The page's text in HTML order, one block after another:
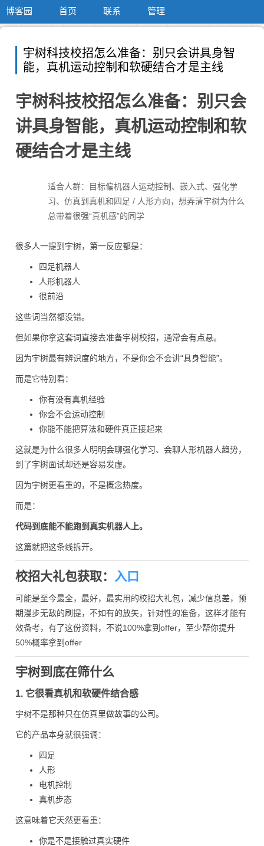
博客园 首页 联系 管理
宇树科技校招怎么准备：别只会讲具身智
能，真机运动控制和软硬结合才是主线
宇树科技校招怎么准备：别只会
讲具身智能，真机运动控制和软
硬结合才是主线
适合人群：目标偏机器人运动控制、嵌入式、强化学
习、仿真到真机和四足 / 人形方向，想弄清宇树为什么
总带着很强“真机感”的同学
很多人一提到宇树，第一反应都是：
四足机器人
人形机器人
很前沿
这些词当然都没错。
但如果你拿这套词直接去准备宇树校招，通常会有点悬。
因为宇树最有辨识度的地方，不是你会不会讲“具身智能”。
而是它特别看：
你有没有真机经验
你会不会运动控制
你能不能把算法和硬件真正接起来
这就是为什么很多人明明会聊强化学习、会聊人形机器人趋势，
到了宇树面试却还是容易发虚。
因为宇树更看重的，不是概念热度。
而是：
代码到底能不能跑到真实机器人上。
这篇就把这条线拆开。
校招大礼包获取： 入口
可能是至今最全，最好，最实用的校招大礼包，减少信息差，预
期漫步无敌的刷提，不如有的放矢，针对性的准备，这样才能有
效备考，有了这份资料，不说100%拿到offer，至少帮你提升
50%概率拿到offer
宇树到底在筛什么
1. 它很看真机和软硬件结合感
宇树不是那种只在仿真里做故事的公司。
它的产品本身就很强调：
四足
人形
电机控制
真机步态
这意味着它天然更看重：
你是不是接触过真实硬件